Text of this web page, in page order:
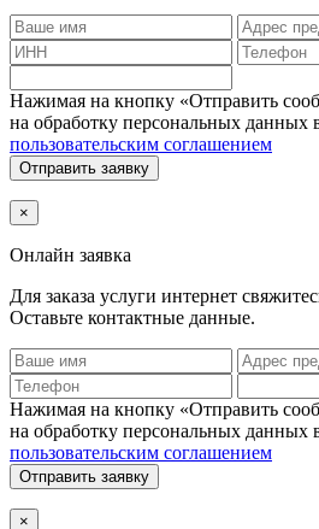
Нажимая на кнопку «Отправить
на обработку персональных данных
пользовательским соглашением
Отправить заявку
×
Онлайн заявка
Для заказа услуги интернет
Оставьте контактные данные.
Нажимая на кнопку «Отправить
на обработку персональных данных
пользовательским соглашением
Отправить заявку
×